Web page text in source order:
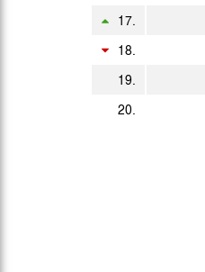
17.
18.
19.
20.